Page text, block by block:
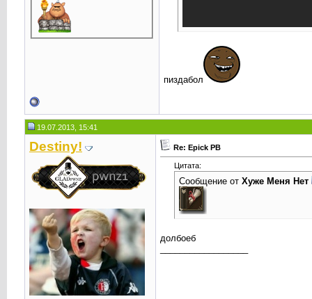
пиздабол
19.07.2013, 15:41
Destiny! Re: Epick PB
Цитата:
Сообщение от Хуже Меня Нет
долбоеб